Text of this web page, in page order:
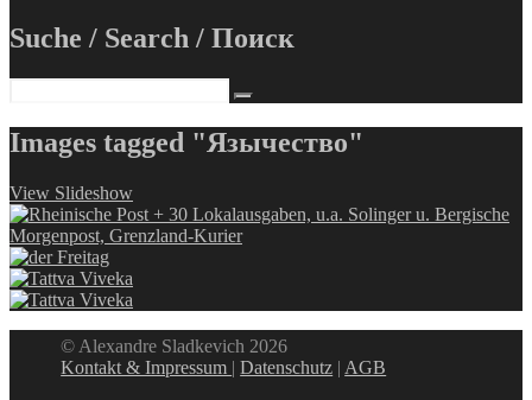
Suche / Search / Поиск
Images tagged "Язычество"
View Slideshow
© Alexandre Sladkevich 2026
Kontakt & Impressum |Datenschutz | AGB